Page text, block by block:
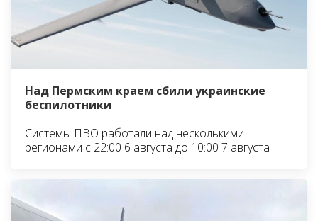
Над Пермским краем сбили украинские
беспилотники
Системы ПВО работали над несколькими
регионами с 22:00 6 августа до 10:00 7 августа